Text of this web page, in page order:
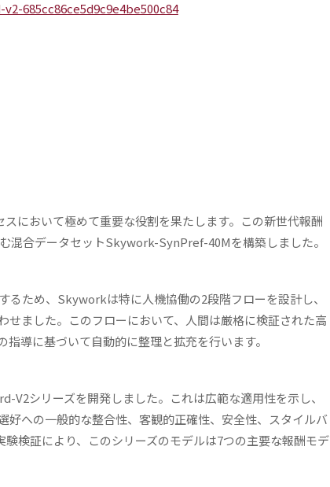
685cc86ce5d9c9e4be500c84
において極めて重要な役割を果たします。この新世代報酬
混合データセットSkywork-SynPref-40Mを構築しました。
ため、Skyworkは特に人機協働の2段階フローを設計し、
ました。このフローにおいて、人間は厳格に検証された高
導に基づいて自動的に整理と拡充を行います。
シリーズを開発しました。これは広範な適用性を示し、
への一般的な整合性、客観的正確性、安全性、スタイルバ
検証により、このシリーズのモデルは7つの主要な報酬モデ